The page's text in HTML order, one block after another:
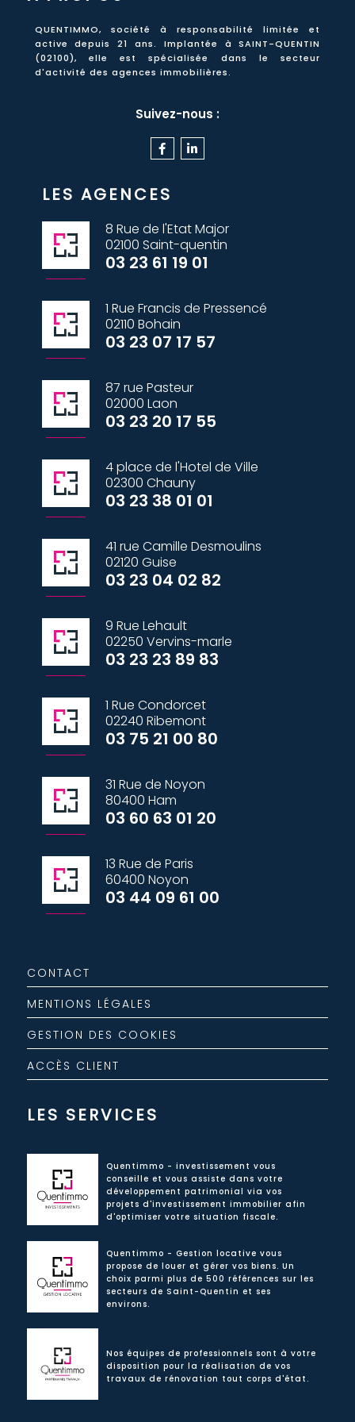
QUENTIMMO, société à responsabilité limitée et
activedepuis 21 ans. Implantée à SAINT-QUENTIN
(02100), elle est spécialisée dans le secteur
d'activité des agences immobilières.
Suivez-nous :
LES AGENCES
8 Rue de l'Etat Major
02100 Saint-quentin
03 23 61 19 01
1 Rue Francis de Pressencé
02110 Bohain
03 23 07 17 57
87 rue Pasteur
02000 Laon
03 23 20 17 55
4 place de l'Hotel de Ville
02300 Chauny
03 23 38 01 01
41 rue Camille Desmoulins
02120 Guise
03 23 04 02 82
9 Rue Lehault
02250 Vervins-marle
03 23 23 89 83
1 Rue Condorcet
02240 Ribemont
03 75 21 00 80
31 Rue de Noyon
80400 Ham
03 60 63 01 20
13 Rue de Paris
60400 Noyon
03 44 09 61 00
CONTACT
MENTIONS LÉGALES
GESTION DES COOKIES
ACCÈS CLIENT
LES SERVICES
Quentimmo - investissement vous
conseille et vous assiste dans votre
développement patrimonial via vos
projets d'investissement immobilier afin
d'optimiser votre situation fiscale.
Quentimmo - Gestion locative vous
propose de louer et gérer vos biens. Un
choix parmi plus de 500 références sur les
secteurs de Saint-Quentin et ses
environs.
Nos équipes de professionnels sont à votre
disposition pour la réalisation de vos
travaux de rénovation tout corps d'état.